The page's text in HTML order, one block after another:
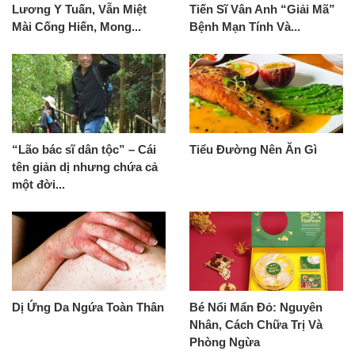
Lương Y Tuấn, Vẫn Miệt
Mài Cống Hiến, Mong...
Tiến Sĩ Vân Anh “Giải Mã”
Bệnh Mạn Tính Và...
“Lão bác sĩ dân tộc” – Cái
tên giản dị nhưng chứa cả
một đời...
Tiểu Đường Nên Ăn Gì
Dị Ứng Da Ngứa Toàn Thân
Bé Nổi Mẩn Đỏ: Nguyên
Nhân, Cách Chữa Trị Và
Phòng Ngừa